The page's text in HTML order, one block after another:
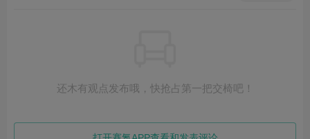
还木有观点发布哦，快抢占第一把交椅吧！